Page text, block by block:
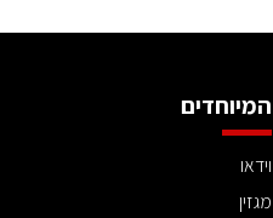
המיוחדים
וידאו
מגזין